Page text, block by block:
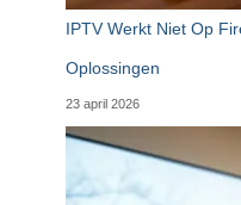
IPTV Werkt Niet Op
Oplossingen
23 april 2026